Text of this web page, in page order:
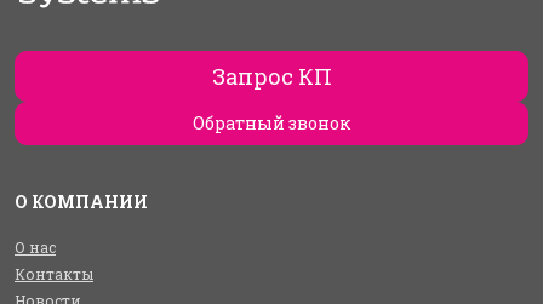
Запрос КП
Обратный звонок
О КОМПАНИИ
О нас
Контакты
Новости